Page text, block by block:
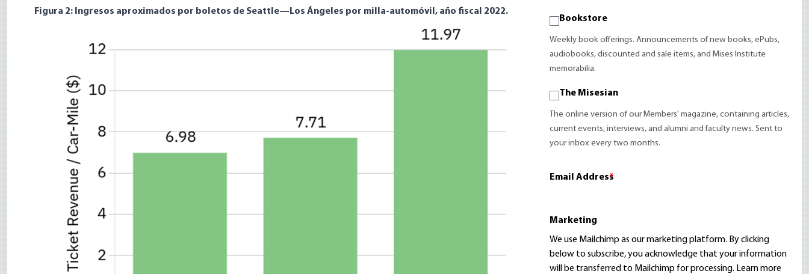
Figura 2: Ingresos aproximados por boletos de Seattle—Los Ángeles por milla-automóvil, año fiscal 2022.
Bookstore
Weekly book offerings. Announcements of new books, ePubs,
audiobooks, discounted and sale items, and Mises Institute
memorabilia.
The Misesian
The online version of our Members' magazine, containing articles,
current events, interviews, and alumni and faculty news. Sent to
your inbox every two months.
Email Address
*
Marketing
We use Mailchimp as our marketing platform. By clicking
below to subscribe, you acknowledge that your information
will be transferred to Mailchimp for processing. Learn more